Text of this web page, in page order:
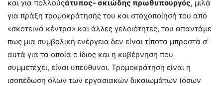
και για πολλούςάτυπος- σκιώδης πρωθυπουργός, μιλά
για πράξη τρομοκράτησής του και στοχοποίησή του από
«σκοτεινά κέντρα» και άλλες γελοιότητες, του απαντάμε
πως μια συμβολική ενέργεια δεν είναι τίποτα μπροστά σ’
αυτά για τα οποία ο ίδιος και η κυβέρνηση που
συμμετέχει, είναι υπεύθυνοι. Τρομοκράτηση είναι η
ισοπέδωση όλων των εργασιακών δικαιωμάτων (όσων